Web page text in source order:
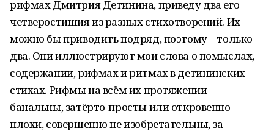
рифмах Дмитрия Детинина, приведу два его
четверостишия из разных стихотворений. Их
можно бы приводить подряд, поэтому – только
два. Они иллюстрируют мои слова о помыслах,
содержании, рифмах и ритмах в детининских
стихах. Рифмы на всём их протяжении –
банальны, затёрто-просты или откровенно
плохи, совершенно не изобретательны, за